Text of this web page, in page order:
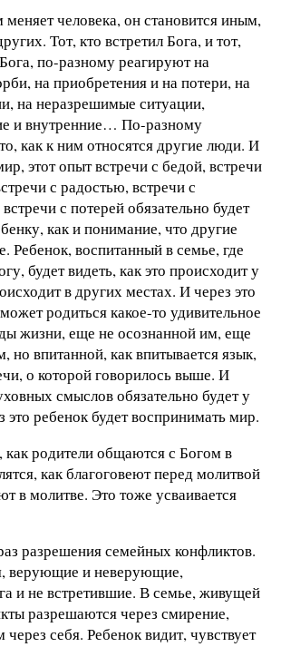
человека, он становится иным,
Тот, кто встретил Бога, и тот,
по-разному реагируют на
на приобретения и на потери, на
на неразрешимые ситуации,
и внутренние… По-разному
как к ним относятся другие люди. И
этот опыт встречи с бедой, встречи
с радостью, встречи с
с потерей обязательно будет
как и понимание, что другие
Ребенок, воспитанный в семье, где
будет видеть, как это происходит у
в других местах. И через это
родиться какое-то удивительное
жизни, еще не осознанной им, еще
но впитанной, как впитывается язык,
о которой говорилось выше. И
смыслов обязательно будет у
это ребенок будет воспринимать мир.
родители общаются с Богом в
как благоговеют перед молитвой
в молитве. Это тоже усваивается
разрешения семейных конфликтов.
верующие и неверующие,
и не встретившие. В семье, живущей
разрешаются через смирение,
себя. Ребенок видит, чувствует